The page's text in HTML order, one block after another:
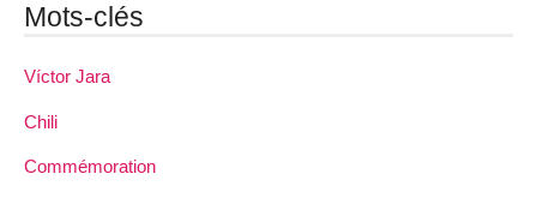
Mots-clés
Víctor Jara
Chili
Commémoration